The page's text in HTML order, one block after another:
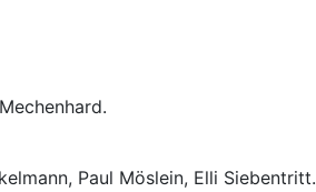
Paul Möslein, Elli Siebentritt.